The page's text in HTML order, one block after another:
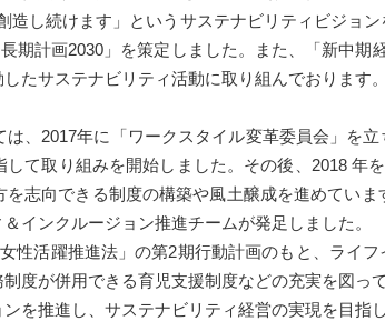
造し続けます」というサステナビリティビジョ
期計画2030」を策定しました。また、「新中期
たサステナビリティ活動に取り組んでおります。
、2017年に「ワークスタイル変革委員会」を
て取り組みを開始しました。その後、2018 年
志向できる制度の構築や風土醸成を進めていま
インクルージョン推進チームが発足しました。
性活躍推進法」の第2期行動計画のもと、ライ
度が併用できる育児支援制度などの充実を図って
を推進し、サステナビリティ経営の実現を目指